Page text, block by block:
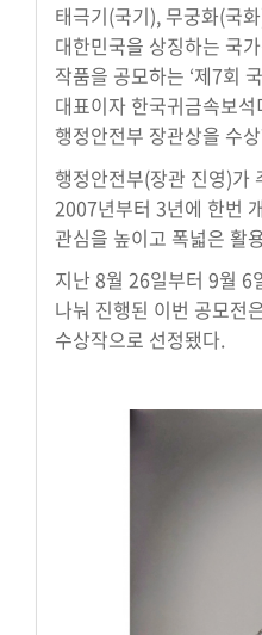
태극기(국기), 무궁화(국
대한민국을 상징하는 국
작품을 공모하는 ‘제7회
대표이자 한국귀금속보
행정안전부 장관상을 수
행정안전부(장관 진영)가
2007년부터 3년에 한번
관심을 높이고 폭넓은 활
지난 8월 26일부터 9월 6
나눠 진행된 이번 공모전
수상작으로 선정됐다.